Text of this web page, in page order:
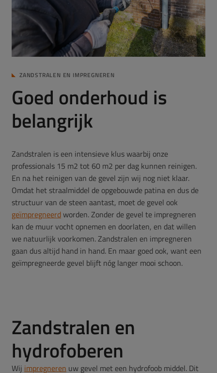
ZANDSTRALEN EN IMPREGNEREN
Goed onderhoud is
belangrijk
Zandstralen is een intensieve klus waarbij onze
professionals 15 m2 tot 60 m2 per dag kunnen reinigen.
En na het reinigen van de gevel zijn wij nog niet klaar.
Omdat het straalmiddel de opgebouwde patina en dus de
structuur van de steen aantast, moet de gevel ook
geïmpregneerdworden. Zonder de gevel te impregneren
kan de muur vocht opnemen en doorlaten, en dat willen
we natuurlijk voorkomen. Zandstralen en impregneren
gaan dus altijd hand in hand. En maar goed ook, want een
geïmpregneerde gevel blijft nóg langer mooi schoon.
Zandstralen en
hydrofoberen
Wij impregneren uw gevel met een hydrofoob middel. Dit